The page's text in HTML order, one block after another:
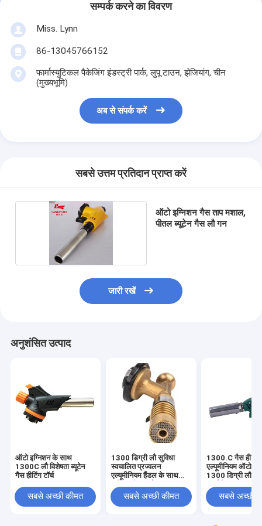
सम्पर्क करने का विवरण
Miss. Lynn
86-13045766152
फार्मास्युटिकल पैकेजिंग इंडस्ट्री पार्क, लुपू टाउन, झेजियांग, चीन
(मुख्यभूमि)
अब से संपर्क करें
सबसे उत्तम प्रतिदान प्राप्त करें
ऑटो इग्निशन गैस ताप मशाल,
पीतल ब्यूटेन गैस लौ गन
जारी रखें
अनुशंसित उत्पाद
ऑटो इग्निशन के साथ
1300C लौ विशेषता ब्यूटेन
गैस हीटिंग टॉर्च
सबसे अच्छी कीमत
1300 डिग्री लौ सुविधा
स्वचालित प्रज्वलन
एल्यूमीनियम हैंडल के साथ
सबसे अच्छी कीमत
1300.C गैस हीटिंग
एल्यूमीनियम ऑटो
1300 डिग्री लौ
सबसे अच्छी